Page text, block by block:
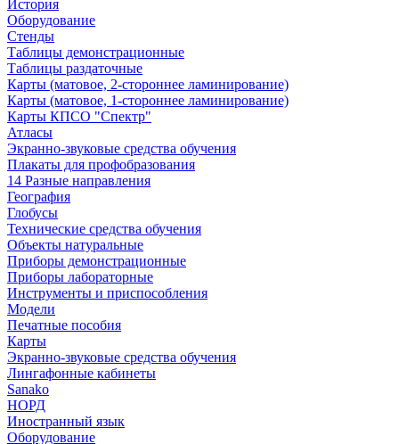
История
Оборудование
Стенды
Таблицы демонстрационные
Таблицы раздаточные
Карты (матовое, 2-стороннее ламинирование)
Карты (матовое, 1-стороннее ламинирование)
Карты КПСО "Спектр"
Атласы
Экранно-звуковые средства обучения
Плакаты для профобразования
14 Разные направления
География
Глобусы
Технические средства обучения
Объекты натуральные
Приборы демонстрационные
Приборы лабораторные
Инструменты и приспособления
Модели
Печатные пособия
Карты
Экранно-звуковые средства обучения
Лингафонные кабинеты
Sanako
НОРД
Иностранный язык
Оборудование